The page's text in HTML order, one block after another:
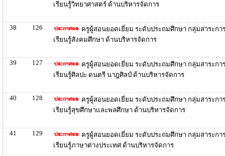
เรียนรู้วิทยาศาสตร์ ด้านบริหารจัดการ
38 126
ครูผู้สอนยอดเยี่ยม ระดับประถมศึกษา กลุ่มสาระกา
เรียนรู้สังคมศึกษา ด้านบริหารจัดการ
39 127
ครูผู้สอนยอดเยี่ยม ระดับประถมศึกษา กลุ่มสาระกา
เรียนรู้ศิลปะ ดนตรี นาฎศิลป์ ด้านบริหารจัดการ
40 128
ครูผู้สอนยอดเยี่ยม ระดับประถมศึกษา กลุ่มสาระกา
เรียนรู้สุขศึกษาและพลศึกษา ด้านบริหารจัดการ
41 129
ครูผู้สอนยอดเยี่ยม ระดับประถมศึกษา กลุ่มสาระกา
เรียนรู้ภาษาต่างประเทศ ด้านบริหารจัดการ